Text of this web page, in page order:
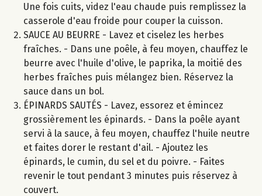
Une fois cuits, videz l'eau chaude puis remplissez la
casserole d'eau froide pour couper la cuisson.
SAUCE AU BEURRE - Lavez et ciselez les herbes
fraîches. - Dans une poêle, à feu moyen, chauffez le
beurre avec l'huile d'olive, le paprika, la moitié des
herbes fraîches puis mélangez bien. Réservez la
sauce dans un bol.
ÉPINARDS SAUTÉS - Lavez, essorez et émincez
grossièrement les épinards. - Dans la poêle ayant
servi à la sauce, à feu moyen, chauffez l'huile neutre
et faites dorer le restant d'ail. - Ajoutez les
épinards, le cumin, du sel et du poivre. - Faites
revenir le tout pendant 3 minutes puis réservez à
couvert.